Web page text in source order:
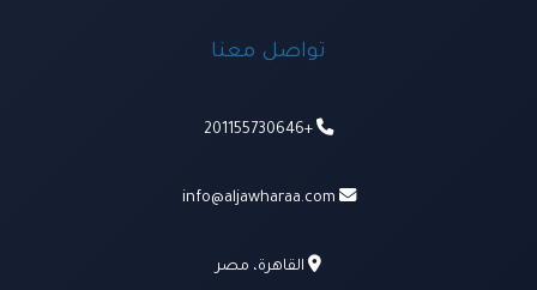
تواصل معنا
+201155730646
info@aljawharaa.com
القاهرة، مصر